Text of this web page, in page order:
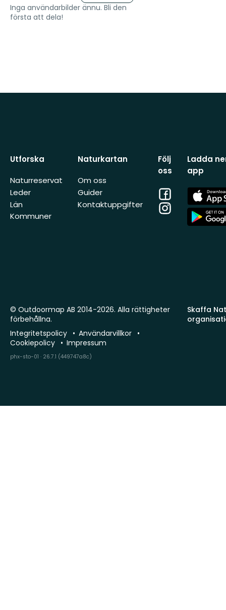
Inga användarbilder ännu. Bli den
första att dela!
Utforska
Naturreservat
Leder
Län
Kommuner
Naturkartan
Om oss
Guider
Kontaktuppgifter
Följ
oss
Facebook
Instagram
Ladda
app
App
Store
App
Store
Skaffa
© Outdoormap AB 2014-2026. Alla rättigheter
förbehållna.
Integritetspolicy
Användarvillkor
Cookiepolicy
Impressum
phx-sto-01 · 26.7.1 (449747a8c)